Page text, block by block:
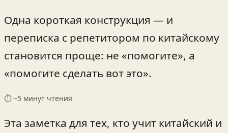
Одна короткая конструкция — и
переписка с репетитором по китайскому
становится проще: не «помогите», а
«помогите сделать вот это».
⏱ ~5 минут чтения
Эта заметка для тех, кто учит китайский и